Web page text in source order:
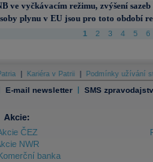
ve vyčkávacím režimu, zvýšení
plynu v EU jsou pro toto období
1 2 3 4 5 6
Kariéra v Patrii Podmínky užívání
E-mail newsletter | SMS
Akcie:
ČEZ
NWR
banka